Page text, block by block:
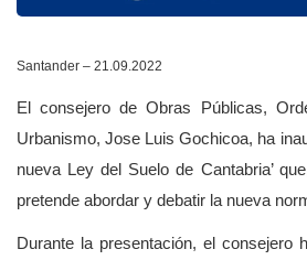
Santander – 21.09.2022
El consejero de Obras Públicas,
Urbanismo, Jose Luis Gochicoa, ha
nueva Ley del Suelo de Cantabria’
pretende abordar y debatir la nueva
Durante la presentación, el consejero